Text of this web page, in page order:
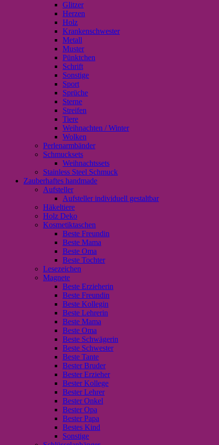
Glitzer
Herzen
Holz
Krankenschwester
Metall
Muster
Pünktchen
Schrift
Sonstige
Sport
Sprüche
Sterne
Streifen
Tiere
Weihnachten / Winter
Wolken
Perlenarmbänder
Schmucksets
Weihnachtssets
Stainless Steel Schmuck
Zauberhaftes handmade
Aufsteller
Aufsteller individuell gestaltbar
Häkeltiere
Holz Deko
Kosmetiktaschen
Beste Freundin
Beste Mama
Beste Oma
Beste Tochter
Lesezeichen
Magnete
Beste Erzieherin
Beste Freundin
Beste Kollegin
Beste Lehrerin
Beste Mama
Beste Oma
Beste Schwägerin
Beste Schwester
Beste Tante
Bester Bruder
Bester Erzieher
Bester Kollege
Bester Lehrer
Bester Onkel
Bester Opa
Bester Papa
Bestes Kind
Sonstige